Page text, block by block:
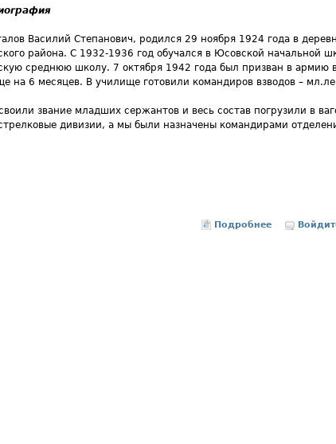
Василий Степанович, родился 29 ноября 1924 года в
района. С 1932-1936 год обучался в Юсовской начальной
среднюю школу. 7 октября 1942 года был призван в армию
на 6 месяцев. В училище готовили командиров взводов –
звание младших сержантов и весь состав погрузили в
дивизии, а мы были назначены командирами
Подробнее о Баталов